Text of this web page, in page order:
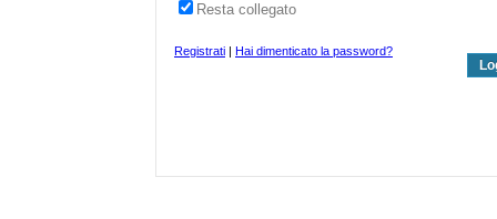
Resta collegato
Registrati Hai dimenticato la password?